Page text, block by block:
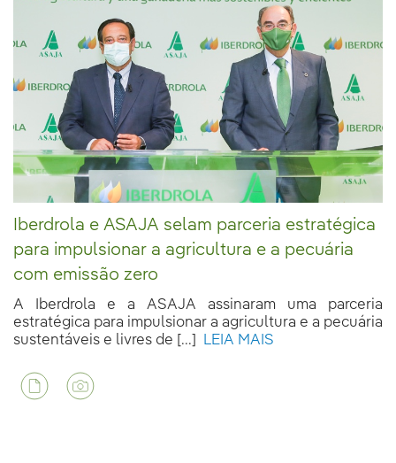
Iberdrola e ASAJA selam parceria estratégica
para impulsionar a agricultura e a pecuária
com emissão zero
A Iberdrola e a ASAJA assinaram uma parceria
estratégica para impulsionar a agricultura e a pecuária
sustentáveis e livres de [...]
LEIA MAIS